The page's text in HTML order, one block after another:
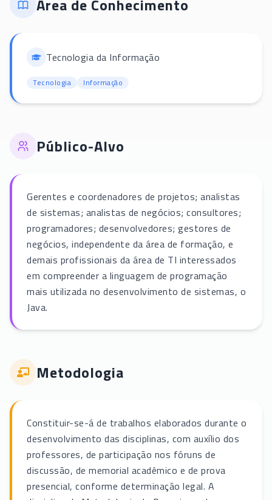
Área de Conhecimento
Tecnologia da Informação
Tecnologia Informação
Público-Alvo
Gerentes e coordenadores de projetos; analistas
de sistemas; analistas de negócios; consultores;
programadores; desenvolvedores; gestores de
negócios, independente da área de formação, e
demais profissionais da área de TI interessados
em compreender a linguagem de programação
mais utilizada no desenvolvimento de sistemas, o
Java.
Metodologia
Constituir-se-á de trabalhos elaborados durante o
desenvolvimento das disciplinas, com auxílio dos
professores, de participação nos fóruns de
discussão, de memorial acadêmico e de prova
presencial, conforme determinação legal. A